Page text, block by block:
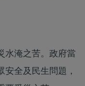
水淹之苦。政府當
全及民生問題，